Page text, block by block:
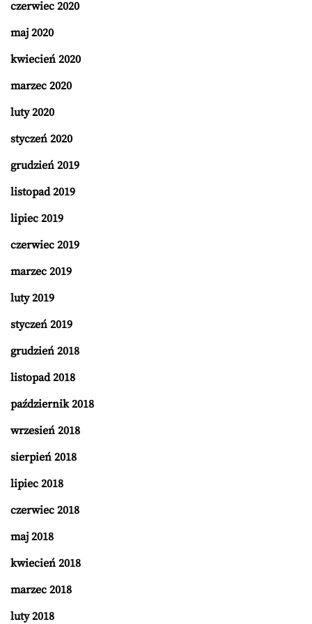
czerwiec 2020
maj 2020
kwiecień 2020
marzec 2020
luty 2020
styczeń 2020
grudzień 2019
listopad 2019
lipiec 2019
czerwiec 2019
marzec 2019
luty 2019
styczeń 2019
grudzień 2018
listopad 2018
październik 2018
wrzesień 2018
sierpień 2018
lipiec 2018
czerwiec 2018
maj 2018
kwiecień 2018
marzec 2018
luty 2018